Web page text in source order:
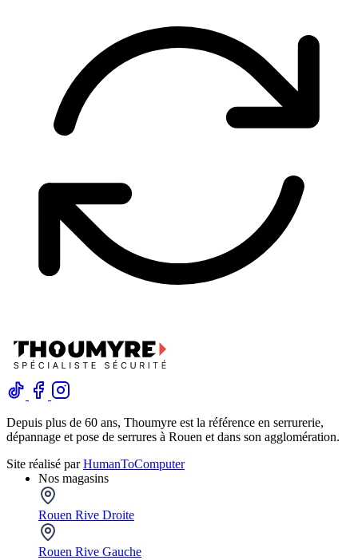
Depuis plus de 60 ans, Thoumyre est la référence en serrurerie,
dépannage et pose de serrures à Rouen et dans son agglomération.
Site réalisé parHumanToComputer
Nos magasins
Rouen Rive Droite
Rouen Rive Gauche